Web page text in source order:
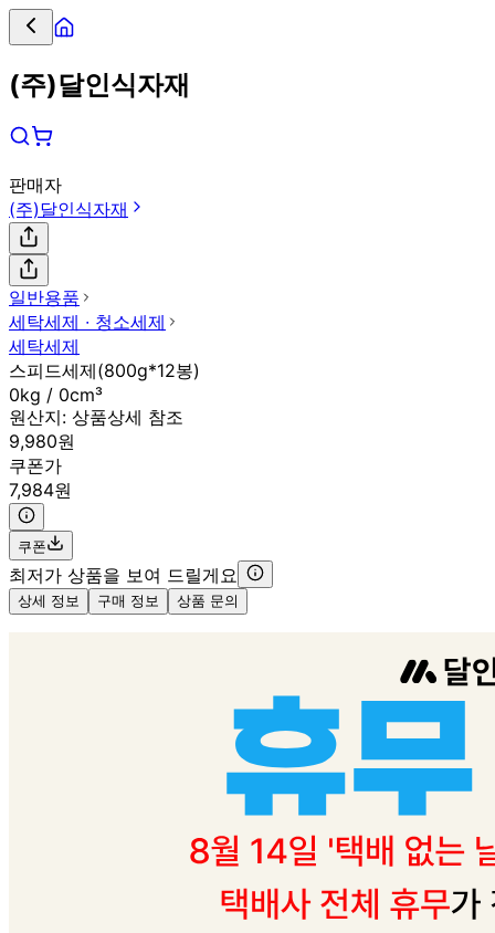
(주)달인식자재
판매자
(주)달인식자재
일반용품
세탁세제 ∙ 청소세제
세탁세제
스피드세제(800g*12봉)
0kg / 0cm³
원산지: 상품상세 참조
9,980원
쿠폰가
7,984원
쿠폰
최저가 상품을 보여 드릴게요
상세 정보 구매 정보 상품 문의